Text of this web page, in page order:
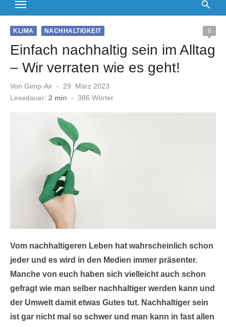
KLIMA NACHHALTIGKEIT 0
Einfach nachhaltig sein im Alltag
– Wir verraten wie es geht!
Von Gimp-Air
Veröffentlicht
am
29. März 2023
Lesedauer: 2 min - 386 Wörter
Vom nachhaltigeren Leben hat wahrscheinlich schon
jeder und es wird in den Medien immer präsenter.
Manche von euch haben sich vielleicht auch schon
gefragt wie man selber nachhaltiger werden kann und
der Umwelt damit etwas Gutes tut. Nachhaltiger sein
ist gar nicht mal so schwer und man kann in fast allen